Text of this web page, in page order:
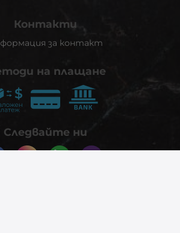
Контакти
за контакт
на плащане
Следвайте ни